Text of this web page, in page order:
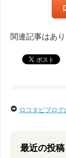
関連記事はあり
ロコタビブロ
最近の投稿